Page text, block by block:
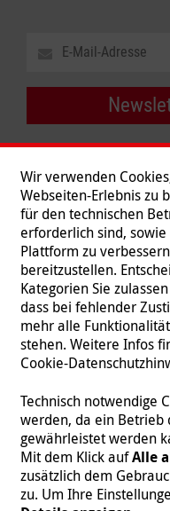
Folgen Sie uns
Impressum | Datenschutz
© 2026 Malteser
Wir verwenden
Webseiten-Erlebnis zu
für den technischen
erforderlich sind,
Plattform zu
bereitzustellen.
Kategorien Sie
dass bei fehlender
mehr alle
stehen. Weitere Infos
Cookie-
Technisch notwendige
werden, da ein Betrieb
gewährleistet werden
Mit dem Klick aufAlle
zusätzlich dem
zu. Um Ihre